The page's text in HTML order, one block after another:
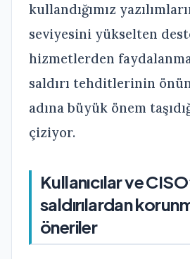
kullandığımız
seviyesini yükselten
hizmetlerden
saldırı tehditlerinin
adına büyük önem
çiziyor.
Kullanıcılar ve
saldırılardan
öneriler